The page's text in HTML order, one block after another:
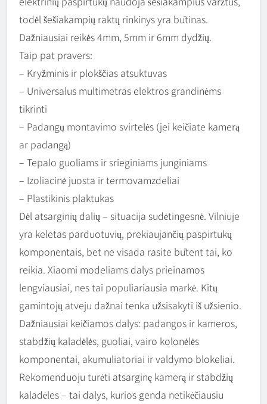
todėl šešiakampių raktų rinkinys yra būtinas.
Dažniausiai reikės 4mm, 5mm ir 6mm dydžių.
Taip pat pravers:
– Kryžminis ir plokščias atsuktuvas
– Universalus multimetras elektros grandinėms
tikrinti
– Padangų montavimo svirtelės (jei keičiate kamerą
ar padangą)
– Tepalo guoliams ir srieginiams junginiams
– Izoliacinė juosta ir termovamzdeliai
– Plastikinis plaktukas
Dėl atsarginių dalių – situacija sudėtingesnė. Vilniuje
yra keletas parduotuvių, prekiaujančių paspirtukų
komponentais, bet ne visada rasite būtent tai, ko
reikia. Xiaomi modeliams dalys prieinamos
lengviausiai, nes tai populiariausia markė. Kitų
gamintojų atveju dažnai tenka užsisakyti iš užsienio.
Dažniausiai keičiamos dalys: padangos ir kameros,
stabdžių kaladėlės, guoliai, vairo kolonėlės
komponentai, akumuliatoriai ir valdymo blokeliai.
Rekomenduoju turėti atsarginę kamerą ir stabdžių
kaladėles – tai dalys, kurios genda netikėčiausiu